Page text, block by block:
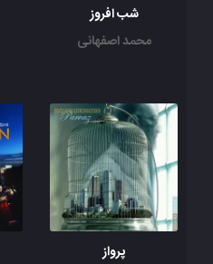
شب افروز
محمد اصفهانی
پرواز